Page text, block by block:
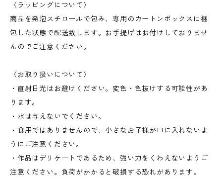
〈ラッピングについて〉
商品を発泡スチロールで包み、専用のカートンボックスに梱
包した状態で配送致します。お手提げはお付けしておりませ
んのでご注意ください。
〈お取り扱いについて〉
・直射日光はお避けください。変色・色抜けする可能性があ
ります。
・水は与えないでください。
・食用ではありませんので、小さなお子様が口に入れないよ
うにご注意ください。
・作品はデリケートであるため、強い力をくわえないようご
注意ください。負荷がかかると破損する恐れがあります。